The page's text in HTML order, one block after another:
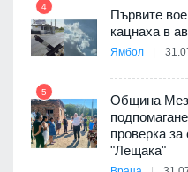
4
Първите
кацнаха в
Ямбол
5
Община
проверка
"Лещака"